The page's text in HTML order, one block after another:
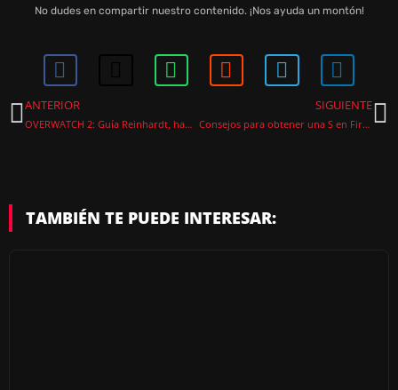
No dudes en compartir nuestro contenido. ¡Nos ayuda un montón!
ANTERIOR
OVERWATCH 2: Guía Reinhardt, habilidades, consejos y más
SIGUIENTE
Consejos para obtener una S en Fire Emblem Warriors: Three Hopes
TAMBIÉN TE PUEDE INTERESAR: